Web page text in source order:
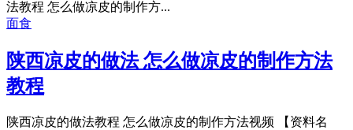
法教程 怎么做凉皮的制作方...
面食
陕西凉皮的做法 怎么做凉皮的制作方法
教程
陕西凉皮的做法教程 怎么做凉皮的制作方法视频 【资料名